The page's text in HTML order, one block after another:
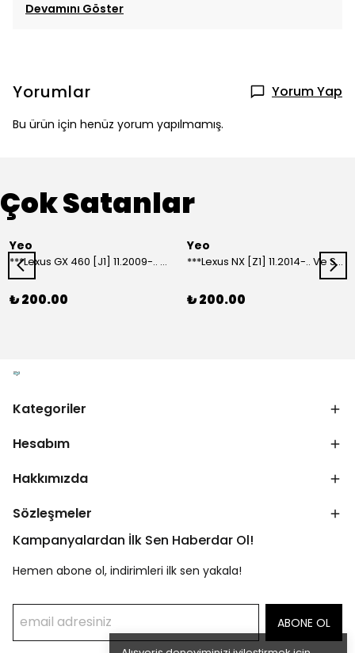
Devamını Göster
Yorumlar Yorum Yap
Bu ürün için henüz yorum yapılmamış.
Çok Satanlar
Yeo
***Lexus GX 460 [J1] 11.2009-.. Ve Sonrası Model Yılları İçin Uyumlu Yeo Arka Silecek
₺ 200.00
Yeo
***Lexus NX [Z1] 11.2014-.. Ve Sonrası Model Yılları İçin Uyumlu Yeo Arka Silecek
₺ 200.00
Kategoriler
Hesabım
Hakkımızda
Sözleşmeler
Kampanyalardan İlk Sen Haberdar Ol!
Hemen abone ol, indirimleri ilk sen yakala!
ABONE OL